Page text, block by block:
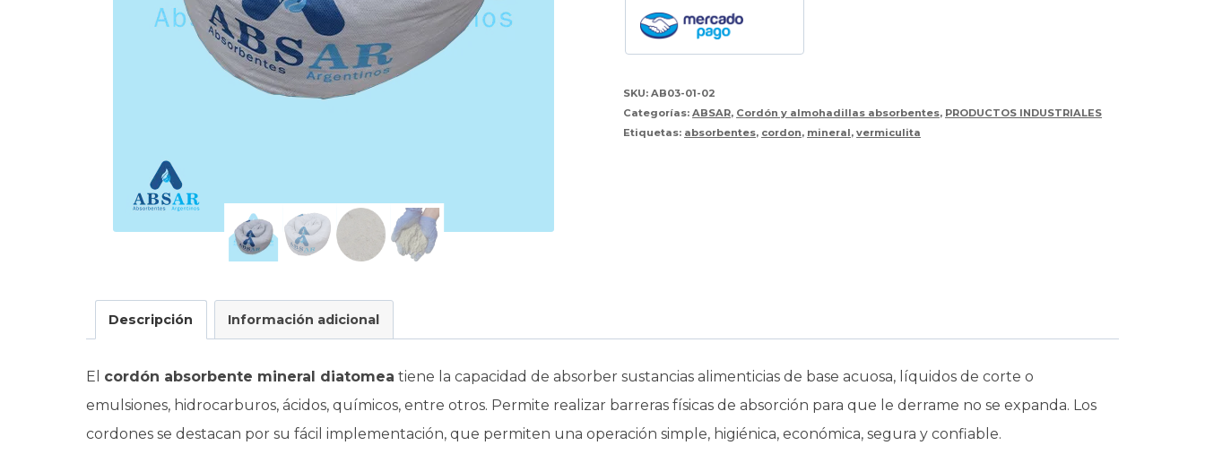
SKU:AB03-01-02
Categorías:ABSAR, Cordón y almohadillas absorbentes, PRODUCTOS INDUSTRIALES
Etiquetas: absorbentes, cordon, mineral,vermiculita
Descripción Información adicional
El cordón absorbente mineral diatomea tiene la capacidad de absorber sustancias alimenticias de base acuosa, líquidos de corte o
emulsiones, hidrocarburos, ácidos, químicos, entre otros. Permite realizar barreras físicas de absorción para que le derrame no se expanda. Los
cordones se destacan por su fácil implementación, que permiten una operación simple, higiénica, económica, segura y confiable.